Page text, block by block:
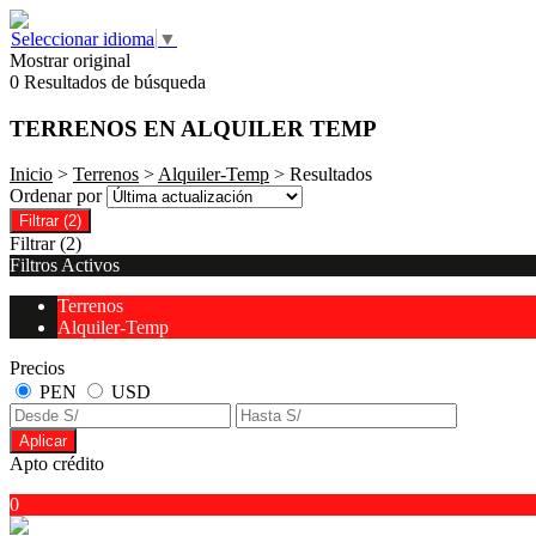
Seleccionar idioma ▼
Mostrar original
0 Resultados de búsqueda
TERRENOS EN ALQUILER TEMP
Inicio > Terrenos >Alquiler-Temp > Resultados
Ordenar por
Filtrar (2)
Filtrar (2)
Filtros Activos
Terrenos
Alquiler-Temp
Precios
PEN
USD
Aplicar
Apto crédito
0